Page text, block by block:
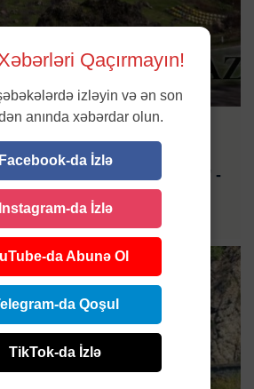
olmamalıdır” tezisinə
qüvvələr dəstək veriblər" -
Qaçırmayın!
izləyin və ən son
anında xəbərdar olun.
Facebook-da İzlə
Instagram-da İzlə
da Abunə Ol
da Qoşul
TikTok-da İzlə